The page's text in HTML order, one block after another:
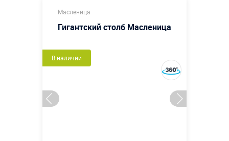
Масленица
Гигантский столб Масленица
В наличии